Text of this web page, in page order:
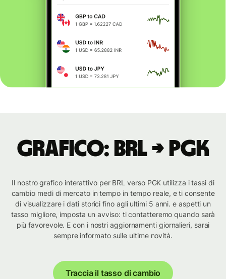
Grafico: BRL → PGK
Il nostro grafico interattivo per BRL verso PGK utilizza i tassi di
cambio medi di mercato in tempo in tempo reale, e ti consente
di visualizzare i dati storici fino agli ultimi 5 anni. e aspetti un
tasso migliore, imposta un avviso: ti contatteremo quando sarà
più favorevole. E con i nostri aggiornamenti giornalieri, sarai
sempre informato sulle ultime novità.
Traccia il tasso di cambio